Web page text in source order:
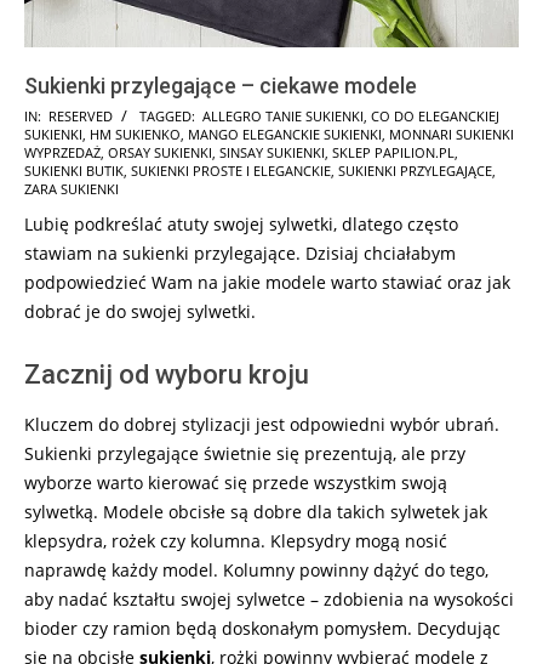
Sukienki przylegające – ciekawe modele
2025-
01-
25
IN: RESERVED TAGGED: ALLEGRO TANIE SUKIENKI, CO DO ELEGANCKIEJ
SUKIENKI, HM SUKIENKO, MANGO ELEGANCKIE SUKIENKI, MONNARI SUKIENKI
WYPRZEDAŻ, ORSAY SUKIENKI, SINSAY SUKIENKI, SKLEP PAPILION.PL,
SUKIENKI BUTIK, SUKIENKI PROSTE I ELEGANCKIE, SUKIENKI PRZYLEGAJĄCE,
ZARA SUKIENKI
Lubię podkreślać atuty swojej sylwetki, dlatego często
stawiam na sukienki przylegające. Dzisiaj chciałabym
podpowiedzieć Wam na jakie modele warto stawiać oraz jak
dobrać je do swojej sylwetki.
Zacznij od wyboru kroju
Kluczem do dobrej stylizacji jest odpowiedni wybór ubrań.
Sukienki przylegające świetnie się prezentują, ale przy
wyborze warto kierować się przede wszystkim swoją
sylwetką. Modele obcisłe są dobre dla takich sylwetek jak
klepsydra, rożek czy kolumna. Klepsydry mogą nosić
naprawdę każdy model. Kolumny powinny dążyć do tego,
aby nadać kształtu swojej sylwetce – zdobienia na wysokości
bioder czy ramion będą doskonałym pomysłem. Decydując
się na obcisłe sukienki, rożki powinny wybierać modele z